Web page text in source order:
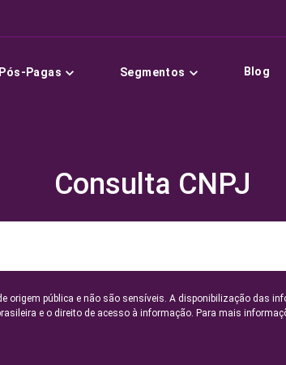
Pagas Segmentos Blog
Consulta CNPJ
origem pública e não são sensíveis. A disponibilização das
e o direito de acesso à informação. Para mais